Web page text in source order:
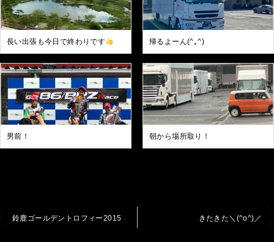
長い出張も今日で終わりです 帰るよーん(^｡^)
男前！ 朝から場所取り！
鈴鹿ゴールデントロフィー2015 きたきた＼(^o^)／